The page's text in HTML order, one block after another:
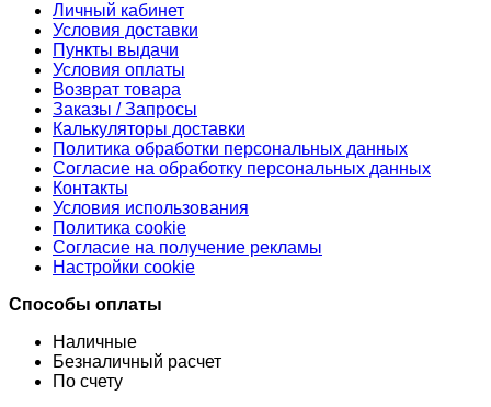
Личный кабинет
Условия доставки
Пункты выдачи
Условия оплаты
Возврат товара
Заказы / Запросы
Калькуляторы доставки
Политика обработки персональных данных
Согласие на обработку персональных данных
Контакты
Условия использования
Политика cookie
Согласие на получение рекламы
Настройки cookie
Способы оплаты
Наличные
Безналичный расчет
По счету